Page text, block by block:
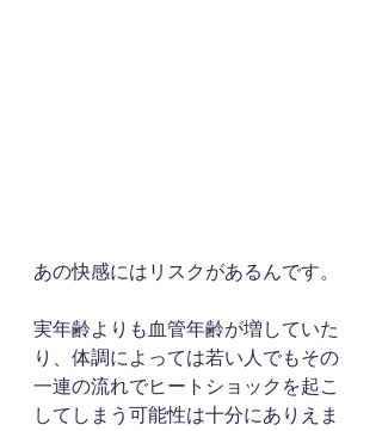
あの快感にはリスクがあるんです。
実年齢よりも血管年齢が増していた
り、体調によっては若い人でもその
一連の流れでヒートショックを起こ
してしまう可能性は十分にありえま